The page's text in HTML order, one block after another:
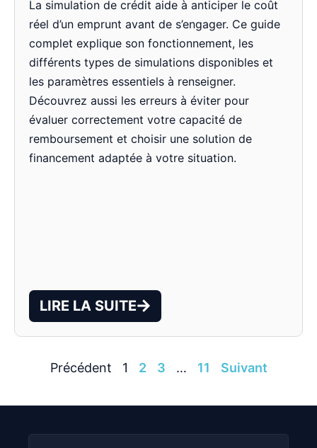
La simulation de crédit aide à anticiper le coût
réel d’un emprunt avant de s’engager. Ce guide
complet explique son fonctionnement, les
différents types de simulations disponibles et
les paramètres essentiels à renseigner.
Découvrez aussi les erreurs à éviter pour
évaluer correctement votre capacité de
remboursement et choisir une solution de
financement adaptée à votre situation.
LIRE LA SUITE
Précédent 1 2 3 … 11 Suivant